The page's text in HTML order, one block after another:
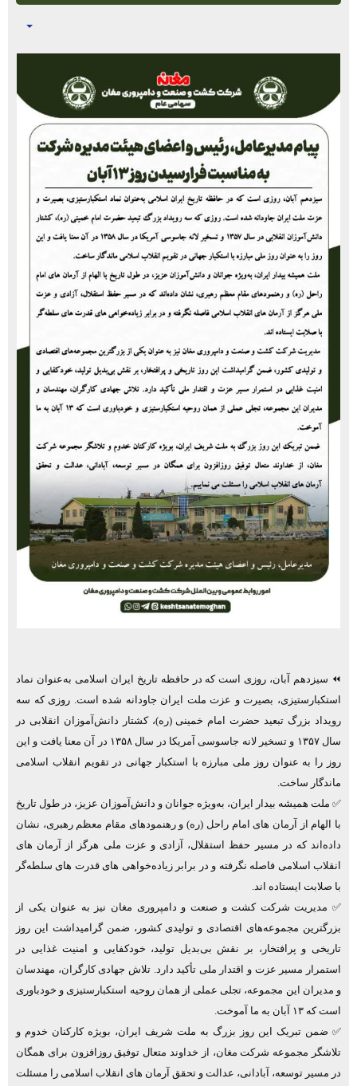
⏪ سیزدهم آبان، روزی است که در حافظه تاریخ ایران اسلامی به‌عنوان نماد
استکبارستیزی، بصیرت و عزت ملت ایران جاودانه شده است. روزی که سه
رویداد بزرگ تبعید حضرت امام خمینی (ره)، کشتار دانش‌آموزان انقلابی در
سال ۱۳۵۷ و تسخیر لانه جاسوسی آمریکا در سال ۱۳۵۸ در آن معنا یافت و این
روز را به عنوان روز ملی مبارزه با استکبار جهانی در تقویم انقلاب اسلامی
ماندگار ساخت.
✅ ملت همیشه بیدار ایران، به‌ویژه جوانان و دانش‌آموزان عزیز، در طول تاریخ
با الهام از آرمان ‌های امام راحل (ره) و رهنمودهای مقام معظم رهبری، نشان
داده‌اند که در مسیر حفظ استقلال، آزادی و عزت ملی هرگز از آرمان‌ های
انقلاب اسلامی فاصله نگرفته و در برابر زیاده‌خواهی‌ های قدرت‌ های سلطه‌گر
با صلابت ایستاده ‌اند.
✅ مدیریت شرکت کشت و صنعت و دامپروری مغان نیز به عنوان یکی از
بزرگترین مجموعه‌های اقتصادی و تولیدی کشور، ضمن گرامیداشت این روز
تاریخی و پرافتخار، بر نقش بی‌بدیل تولید، خودکفایی و امنیت غذایی در
استمرار مسیر عزت و اقتدار ملی تأکید دارد. تلاش جهادی کارگران، مهندسان
و مدیران این مجموعه، تجلی عملی از همان روحیه استکبارستیزی و خودباوری
است که ۱۳ آبان به ما آموخت.
✅ ضمن تبریک این روز بزرگ به ملت شریف ایران، بویژه کارکنان خدوم و
تلاشگر مجموعه شرکت مغان، از خداوند متعال توفیق روزافزون برای همگان
در مسیر توسعه، آبادانی، عدالت و تحقق آرمان ‌های انقلاب اسلامی را مسئلت